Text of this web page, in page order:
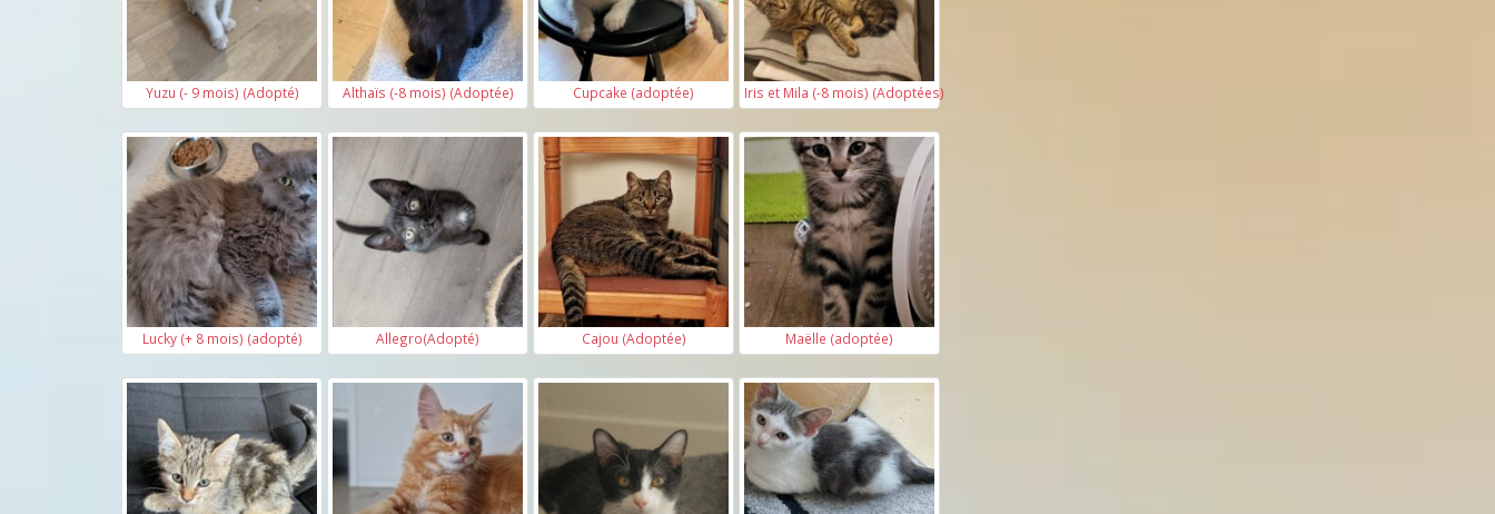
Yuzu (- 9 mois) (Adopté) Althaïs (-8 mois) (Adoptée) Cupcake (adoptée) Iris et Mila (-8 mois) (Adoptées)
Lucky (+ 8 mois) (adopté) Allegro(Adopté) Cajou (Adoptée) Maëlle (adoptée)